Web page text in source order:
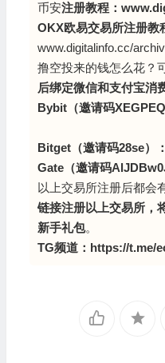
币安注册教程：
OKX欧易交易所注册教
www.digitalinfo.cc/
撸空投来的钱怎么花？
后绑定微信和支付宝消
Bybit（邀请码
Bitget（邀请码28se）：
Gate（邀请码
以上交易所注册后都会
链接注册以上交易所，
新手礼包。
TG频道： https://t.me/